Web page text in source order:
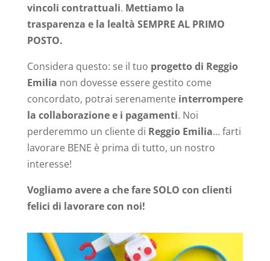
vincoli contrattuali. Mettiamo la
trasparenza e la lealtà SEMPRE AL PRIMO
POSTO.
Considera questo: se il tuo progetto di Reggio
Emilia non dovesse essere gestito come
concordato, potrai serenamente interrompere
la collaborazione e i pagamenti. Noi
perderemmo un cliente di Reggio Emilia… farti
lavorare BENE è prima di tutto, un nostro
interesse!
Vogliamo avere a che fare SOLO con clienti
felici di lavorare con noi!